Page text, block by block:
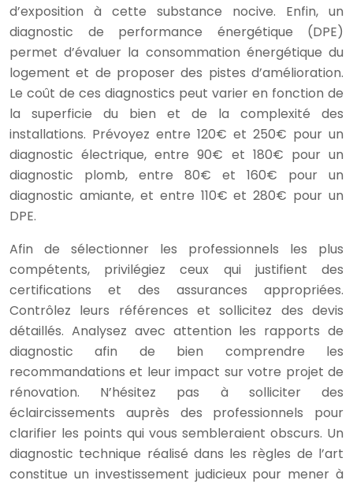
d’exposition à cette substance nocive. Enfin, un
diagnostic de performance énergétique (DPE)
permet d’évaluer la consommation énergétique du
logement et de proposer des pistes d’amélioration.
Le coût de ces diagnostics peut varier en fonction de
la superficie du bien et de la complexité des
installations. Prévoyez entre 120€ et 250€ pour un
diagnostic électrique, entre 90€ et 180€ pour un
diagnostic plomb, entre 80€ et 160€ pour un
diagnostic amiante, et entre 110€ et 280€ pour un
DPE.
Afin de sélectionner les professionnels les plus
compétents, privilégiez ceux qui justifient des
certifications et des assurances appropriées.
Contrôlez leurs références et sollicitez des devis
détaillés. Analysez avec attention les rapports de
diagnostic afin de bien comprendre les
recommandations et leur impact sur votre projet de
rénovation. N’hésitez pas à solliciter des
éclaircissements auprès des professionnels pour
clarifier les points qui vous sembleraient obscurs. Un
diagnostic technique réalisé dans les règles de l’art
constitue un investissement judicieux pour mener à